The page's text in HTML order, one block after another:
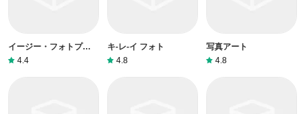
イージー・フォトプリン
ト・エディター
4.4
キ-レ-イ フォト
4.8
写真アート
4.8